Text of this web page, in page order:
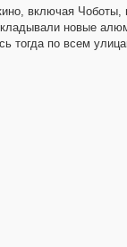
включая Чоботы,
новые
тогда по всем